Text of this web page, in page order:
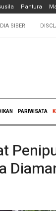
Pantura
SIBER
PARIWISATA